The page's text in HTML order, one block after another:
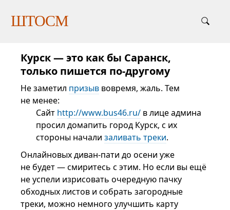
ШТОСМ
Курск — это как бы Саранск,
только пишется по-другому
Не заметил призыв вовремя, жаль. Тем
не менее:
Сайт http://www.bus46.ru/в лице админа
просил домапить город Курск, с их
стороны начали заливать треки.
Онлайновых диван-пати до осени уже
не будет — смиритесь с этим. Но если вы ещё
не успели изрисовать очередную пачку
обходных листов и собрать загородные
треки, можно немного улучшить карту